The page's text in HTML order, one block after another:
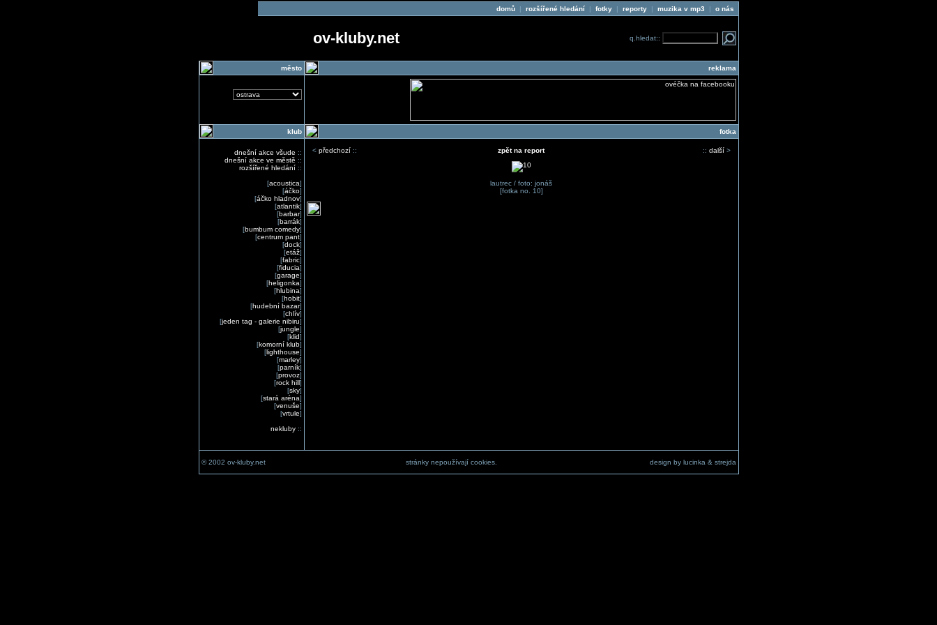
domů| rozšířené hledání| fotky| reporty| muzika v mp3 | o nás
ov-kluby.net q.hledat::
město reklama
klub
dnešní akce všude ::
dnešní akce ve městě ::
rozšířené hledání::
[acoustica]
[áčko]
[áčko hladnov]
[atlantik]
[barbar]
[barrák]
[bumbum comedy]
[centrum pant]
[dock]
[etáž]
[fabric]
[fiducia]
[garage]
[heligonka]
[hlubina]
[hobit]
[hudební bazar]
[chlív]
[jeden tag - galerie nibiru]
[jungle]
[klid]
[komorní klub]
[lighthouse]
[marley]
[parník]
[provoz]
[rock hill]
[sky]
[stará aréna]
[venuše]
[vrtule]
nekluby::
fotka
< předchozí:: zpět na report :: další>
lautrec / foto: jonáš
[fotka no. 10]
© 2002 ov-kluby.net stránky nepoužívají cookies. design by lucinka & strejda